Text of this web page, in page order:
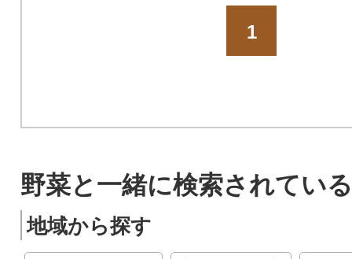
1
野菜と一緒に検索されてい
地域から探す